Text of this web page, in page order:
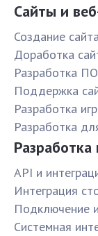
Сайты и
Создание сайта
Доработка
Разработка ПО
Поддержка
Разработка игр
Разработка
Разработка
API и
Интеграция
Подключение
Системная